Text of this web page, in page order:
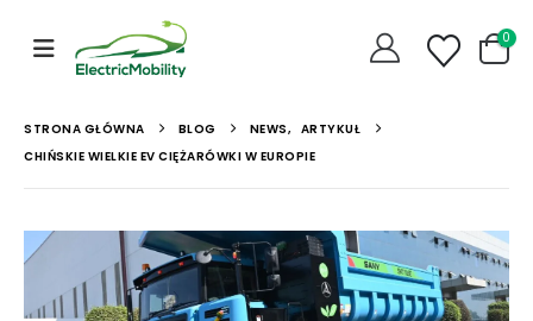
0
STRONA GŁÓWNA BLOG NEWS, ARTYKUŁ
CHIŃSKIE WIELKIE EV CIĘŻARÓWKI W EUROPIE